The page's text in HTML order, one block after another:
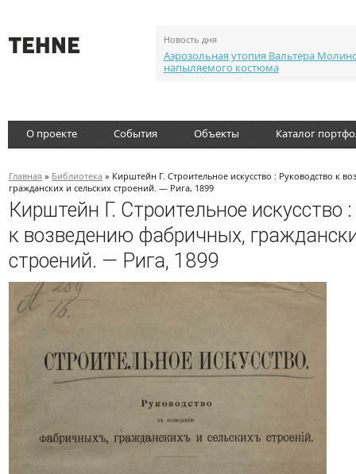
Новость дня
Аэрозольная утопия Вальтера
напыляемого костюма
О проекте События Объекты Каталог
Главная » Библиотека » Кирштейн Г. Строительное искусство : Руководство к
гражданских и сельских строений. — Рига, 1899
Кирштейн Г. Строительное искусство
к возведению фабричных,
строений. — Рига, 1899